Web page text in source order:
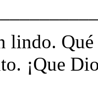
lindo. Qué
¡Que